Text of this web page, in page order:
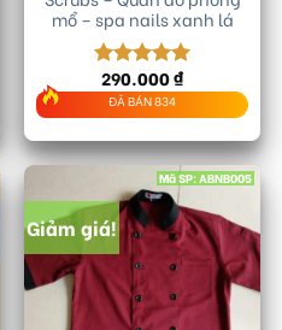
mổ – spa nails xanh lá
Được xếp
hạng5.00
5 sao
290.000₫
ĐÃ BÁN 834
Giảm giá!
Mã SP: ABNB005